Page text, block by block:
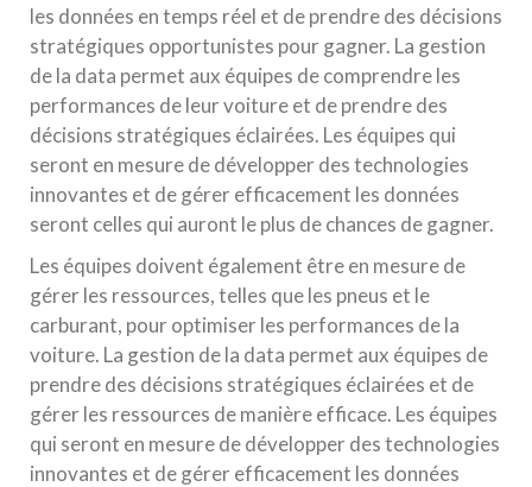
les données en temps réel et de prendre des décisions
stratégiques opportunistes pour gagner. La gestion
de la data permet aux équipes de comprendre les
performances de leur voiture et de prendre des
décisions stratégiques éclairées. Les équipes qui
seront en mesure de développer des technologies
innovantes et de gérer efficacement les données
seront celles qui auront le plus de chances de gagner.
Les équipes doivent également être en mesure de
gérer les ressources, telles que les pneus et le
carburant, pour optimiser les performances de la
voiture. La gestion de la data permet aux équipes de
prendre des décisions stratégiques éclairées et de
gérer les ressources de manière efficace. Les équipes
qui seront en mesure de développer des technologies
innovantes et de gérer efficacement les données